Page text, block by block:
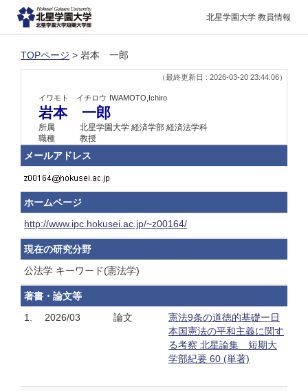
北星学園大学 教員情報
TOPページ > 岩本 一郎
（最終更新日 : 2026-03-20 23:44:06）
イワモト イチロウ IWAMOTO,Ichiro
岩本 一郎
所属
北星学園大学 経済学部 経済法学科
職種
教授
メールアドレス
ホームページ
http://www.ipc.hokusei.ac.jp/~z00164/
現在の研究分野
公法学 キーワード(憲法学)
著書・論文等
1.
2026/03 論文
憲法9条の道徳的基礎ー日
本国憲法の平和主義に関す
る考察 北星論集 短期大
学部紀要 60 (単著)